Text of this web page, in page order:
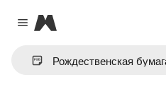
Close menu
Magnific